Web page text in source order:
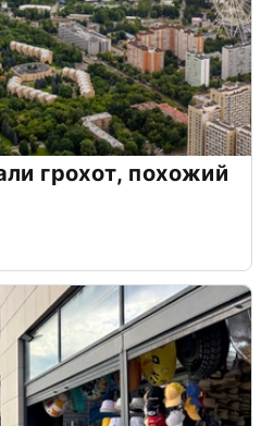
грохот, похожий